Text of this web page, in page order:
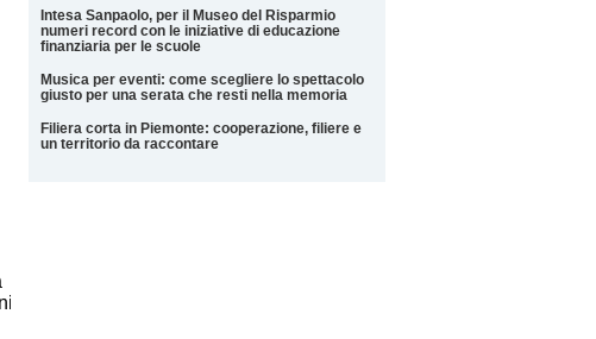
Intesa Sanpaolo, per il Museo del Risparmio
numeri record con le iniziative di educazione
finanziaria per le scuole
Musica per eventi: come scegliere lo spettacolo
giusto per una serata che resti nella memoria
Filiera corta in Piemonte: cooperazione, filiere e
un territorio da raccontare